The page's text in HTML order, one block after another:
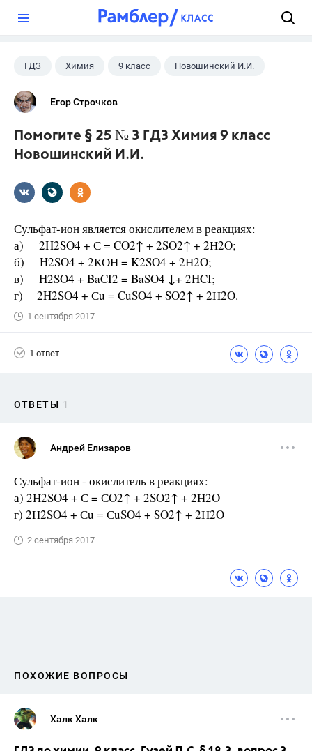
ГДЗ Химия 9 класс Новошинский И.И.
Егор Строчков
Помогите § 25 № 3 ГДЗ Химия 9 класс
Новошинский И.И.
Сульфат-ион является окислителем в реакциях:
а) 2H2SO4 + С = CO2↑ + 2SO2↑ + 2Н2O;
б) H2SO4 + 2КОН = K2SO4 + 2Н2O;
в) H2SO4 + BaCI2 = BaSO4 ↓+ 2HCI;
г) 2H2SO4 + Сu = CuSO4 + SO2↑ + 2Н2O.
1 сентября 2017
1 ответ
ОТВЕТЫ 1
Андрей Елизаров
Сульфат-ион - окислитель в реакциях:
а) 2Н2SO4 + С = СO2↑ + 2SO2↑ + 2Н2O
г) 2Н2SO4 + Сu = СuSO4 + SO2↑ + 2Н2O
2 сентября 2017
ПОХОЖИЕ ВОПРОСЫ
Халк Халк